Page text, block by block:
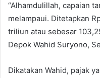
“Alhamdulillah, capaian
melampaui. Ditetapkan
triliun atau sebesar
Depok Wahid Suryono,
Dikatakan Wahid, pajak